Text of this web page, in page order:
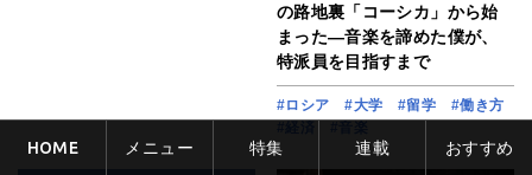
の路地裏「コーシカ」から始
まった―音楽を諦めた僕が、
特派員を目指すまで
#ロシア #大学 #留学
#働き方
HOME メニュー 特集 連載 おすすめ